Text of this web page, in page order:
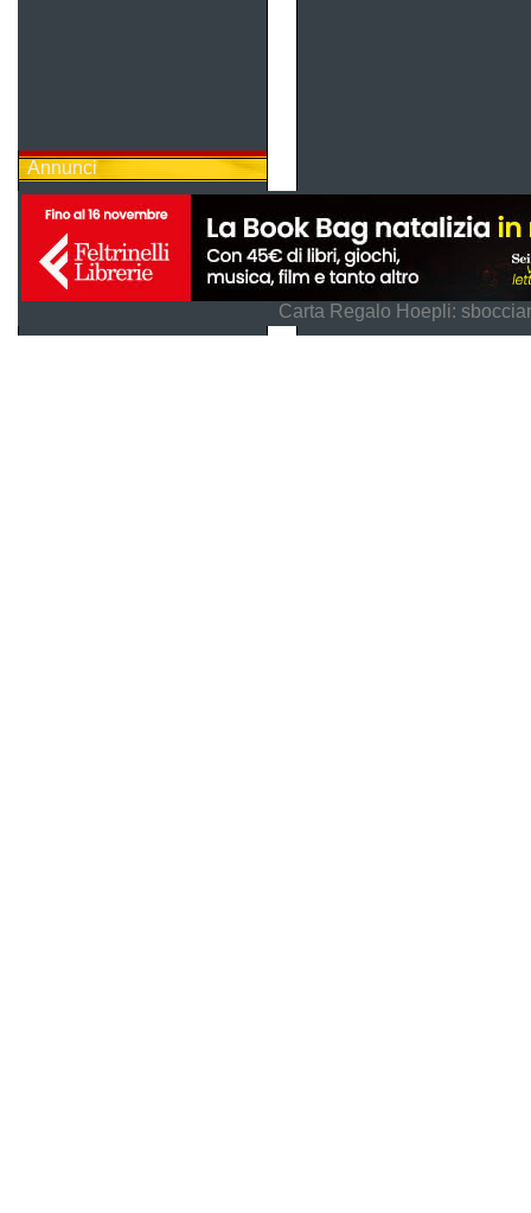
Annunci
Carta Regalo Hoepli: